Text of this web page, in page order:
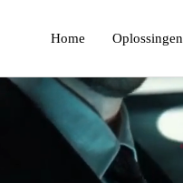
Home Oplossingen